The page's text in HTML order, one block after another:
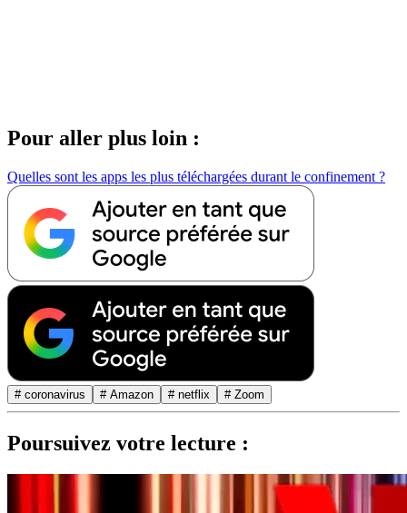
Pour aller plus loin :
Quelles sont les apps les plus téléchargées durant le confinement ?
# coronavirus # Amazon # netflix # Zoom
Poursuivez votre lecture :